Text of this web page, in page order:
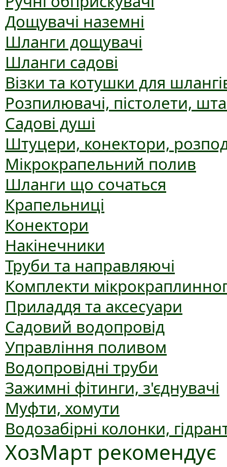
Дощувачі наземні
Шланги дощувачі
Шланги садові
Візки та котушки для
Розпилювачі, пістолети,
Садові душі
Штуцери, конектори,
Мікрокрапельний полив
Шланги що сочаться
Крапельниці
Конектори
Накінечники
Труби та направляючі
Комплекти
Приладдя та аксесуари
Садовий водопровід
Управління поливом
Водопровідні труби
Зажимні фітинги, з'єднувачі
Муфти, хомути
Водозабірні колонки,
ХозМарт рекомендує